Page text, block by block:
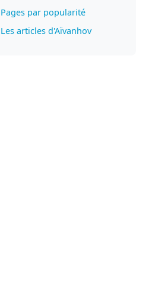
Pages par popularité
Les articles d'Aïvanhov